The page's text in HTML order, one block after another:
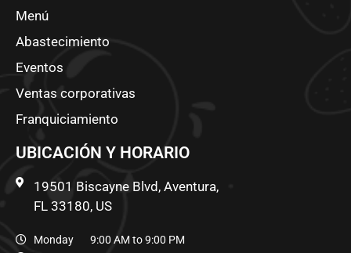
Menú
Abastecimiento
Eventos
Ventas corporativas
Franquiciamiento
UBICACIÓN Y HORARIO
19501 Biscayne Blvd, Aventura,
FL 33180, US
Monday 9:00 AM to 9:00 PM